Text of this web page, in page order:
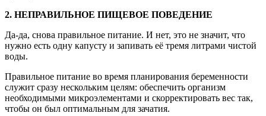
2. НЕПРАВИЛЬНОЕ ПИЩЕВОЕ ПОВЕДЕНИЕ
Да-да, снова правильное питание. И нет, это не значит, что
нужно есть одну капусту и запивать её тремя литрами чистой
воды.
Правильное питание во время планирования беременности
служит сразу нескольким целям: обеспечить организм
необходимыми микроэлементами и скорректировать вес так,
чтобы он был оптимальным для зачатия.